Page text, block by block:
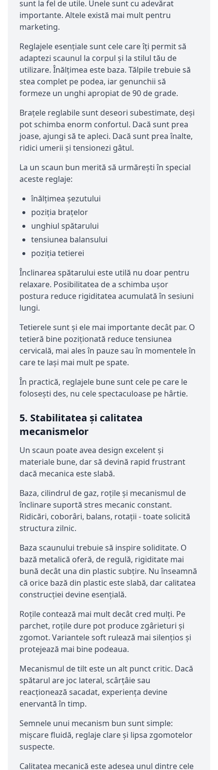
sunt la fel de utile. Unele sunt cu adevărat
importante. Altele există mai mult pentru
marketing.
Reglajele esențiale sunt cele care îți permit să
adaptezi scaunul la corpul și la stilul tău de
utilizare. Înălțimea este baza. Tălpile trebuie să
stea complet pe podea, iar genunchii să
formeze un unghi apropiat de 90 de grade.
Brațele reglabile sunt deseori subestimate, deși
pot schimba enorm confortul. Dacă sunt prea
joase, ajungi să te apleci. Dacă sunt prea înalte,
ridici umerii și tensionezi gâtul.
La un scaun bun merită să urmărești în special
aceste reglaje:
înălțimea șezutului
poziția brațelor
unghiul spătarului
tensiunea balansului
poziția tetierei
Înclinarea spătarului este utilă nu doar pentru
relaxare. Posibilitatea de a schimba ușor
postura reduce rigiditatea acumulată în sesiuni
lungi.
Tetierele sunt și ele mai importante decât par. O
tetieră bine poziționată reduce tensiunea
cervicală, mai ales în pauze sau în momentele în
care te lași mai mult pe spate.
În practică, reglajele bune sunt cele pe care le
folosești des, nu cele spectaculoase pe hârtie.
5. Stabilitatea și calitatea
mecanismelor
Un scaun poate avea design excelent și
materiale bune, dar să devină rapid frustrant
dacă mecanica este slabă.
Baza, cilindrul de gaz, roțile și mecanismul de
înclinare suportă stres mecanic constant.
Ridicări, coborâri, balans, rotații - toate solicită
structura zilnic.
Baza scaunului trebuie să inspire soliditate. O
bază metalică oferă, de regulă, rigiditate mai
bună decât una din plastic subțire. Nu înseamnă
că orice bază din plastic este slabă, dar calitatea
construcției devine esențială.
Roțile contează mai mult decât cred mulți. Pe
parchet, roțile dure pot produce zgârieturi și
zgomot. Variantele soft rulează mai silențios și
protejează mai bine podeaua.
Mecanismul de tilt este un alt punct critic. Dacă
spătarul are joc lateral, scârțâie sau
reacționează sacadat, experiența devine
enervantă în timp.
Semnele unui mecanism bun sunt simple:
mișcare fluidă, reglaje clare și lipsa zgomotelor
suspecte.
Calitatea mecanică este adesea unul dintre cele